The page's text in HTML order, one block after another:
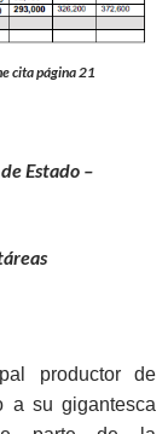
cita página 21
Estado –
productor de
a su gigantesca